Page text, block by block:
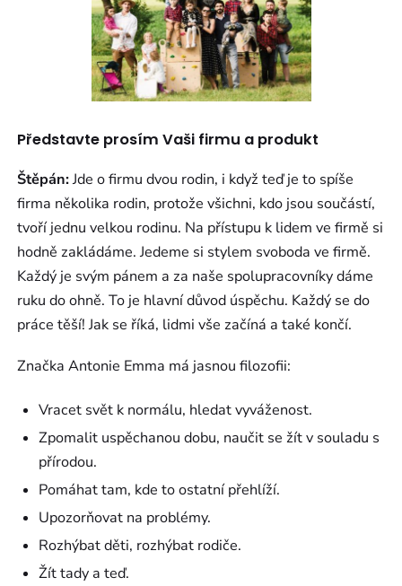
Představte prosím Vaši firmu a produkt
Štěpán:Jde o firmu dvou rodin, i když teď je to spíše
firma několika rodin, protože všichni, kdo jsou součástí,
tvoří jednu velkou rodinu. Na přístupu k lidem ve firmě si
hodně zakládáme. Jedeme si stylem svoboda ve firmě.
Každý je svým pánem a za naše spolupracovníky dáme
ruku do ohně. To je hlavní důvod úspěchu. Každý se do
práce těší! Jak se říká, lidmi vše začíná a také končí.
Značka Antonie Emma má jasnou filozofii:
Vracet svět k normálu, hledat vyváženost.
Zpomalit uspěchanou dobu, naučit se žít v souladu s
přírodou.
Pomáhat tam, kde to ostatní přehlíží.
Upozorňovat na problémy.
Rozhýbat děti, rozhýbat rodiče.
Žít tady a teď.